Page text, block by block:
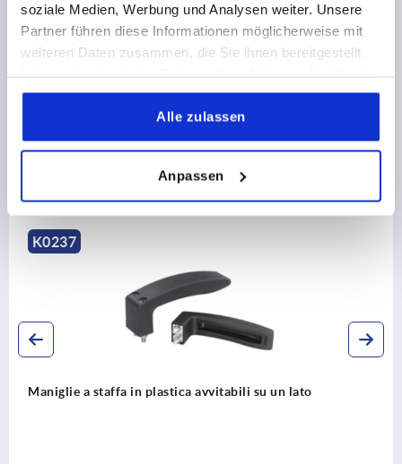
soziale Medien, Werbung und Analysen weiter. Unsere
Partner führen diese Informationen möglicherweise mit
weiteren Daten zusammen, die Sie ihnen bereitgestellt
gesammelt haben.
Alle zulassen
Anpassen
CAD
K0237
Maniglie a staffa in plastica avvitabili su un lato